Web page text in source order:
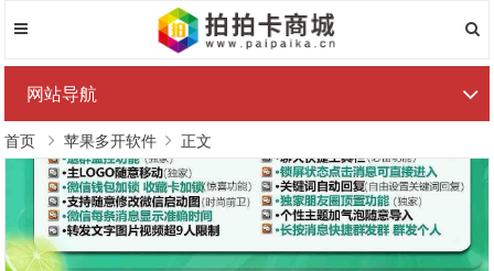
网站导航
首页 苹果多开软件 正文